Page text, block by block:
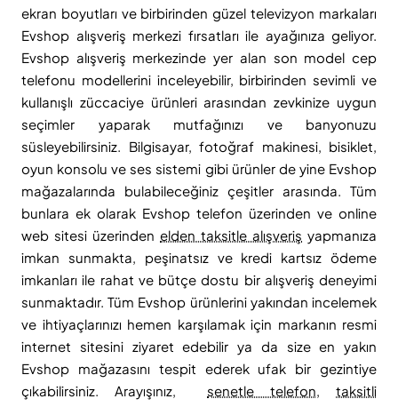
ekran boyutları ve birbirinden güzel televizyon markaları
Evshop alışveriş merkezi fırsatları ile ayağınıza geliyor.
Evshop alışveriş merkezinde yer alan son model cep
telefonu modellerini inceleyebilir, birbirinden sevimli ve
kullanışlı züccaciye ürünleri arasından zevkinize uygun
seçimler yaparak mutfağınızı ve banyonuzu
süsleyebilirsiniz. Bilgisayar, fotoğraf makinesi, bisiklet,
oyun konsolu ve ses sistemi gibi ürünler de yine Evshop
mağazalarında bulabileceğiniz çeşitler arasında. Tüm
bunlara ek olarak Evshop telefon üzerinden ve online
web sitesi üzerinden elden taksitle alışveriş yapmanıza
imkan sunmakta, peşinatsız ve kredi kartsız ödeme
imkanları ile rahat ve bütçe dostu bir alışveriş deneyimi
sunmaktadır. Tüm Evshop ürünlerini yakından incelemek
ve ihtiyaçlarınızı hemen karşılamak için markanın resmi
internet sitesini ziyaret edebilir ya da size en yakın
Evshop mağazasını tespit ederek ufak bir gezintiye
çıkabilirsiniz. Arayışınız,senetle telefon,taksitli